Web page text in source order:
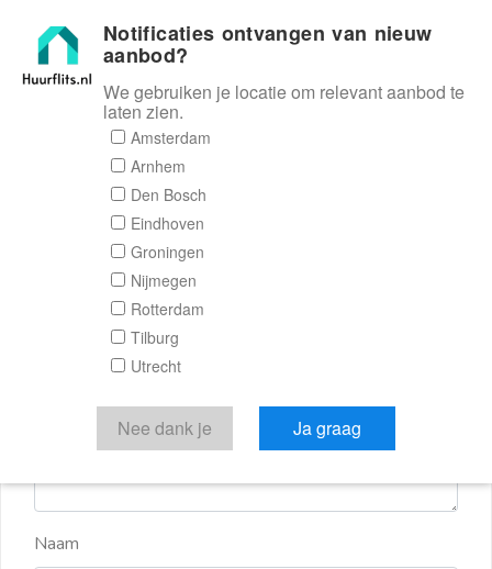
Huurflits
Reactieformulier
Huurflits
Verstuur je bericht
Door een bericht te sturen kom je in contact met de
aanbieder of makelaar van de woning.
Naam
Notificaties ontvangen van nieuw
aanbod?
We gebruiken je locatie om relevant aanbod te
laten zien.
Amsterdam
Arnhem
Den Bosch
Eindhoven
Groningen
Nijmegen
Rotterdam
Tilburg
Utrecht
Nee dank je Ja graag